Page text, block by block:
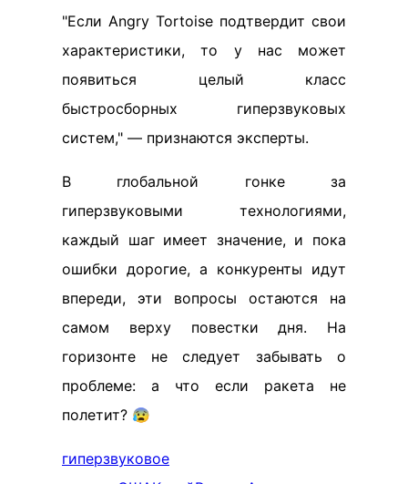
"Если Angry Tortoise подтвердит свои
характеристики, то у нас может
появиться целый класс
быстросборных гиперзвуковых
систем," — признаются эксперты.
В глобальной гонке за
гиперзвуковыми технологиями,
каждый шаг имеет значение, и пока
ошибки дорогие, а конкуренты идут
впереди, эти вопросы остаются на
самом верху повестки дня. На
горизонте не следует забывать о
проблеме: а что если ракета не
полетит? 😰
гиперзвуковое